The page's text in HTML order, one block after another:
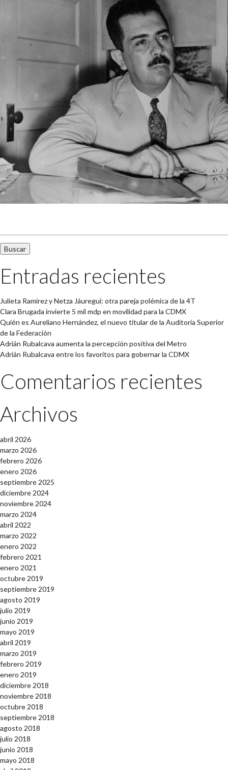
Entradas recientes
Julieta Ramírez y Netza Jáuregui: otra pareja polémica de la 4T
Clara Brugada invierte 5 mil mdp en movilidad para la CDMX
Quién es Aureliano Hernández, el nuevo titular de la Auditoría Superior
de la Federación
Adrián Rubalcava aumenta la percepción positiva del Metro
Adrián Rubalcava entre los favoritos para gobernar la CDMX
Comentarios recientes
Archivos
abril 2026
marzo 2026
febrero 2026
enero 2026
septiembre 2025
diciembre 2024
noviembre 2024
marzo 2024
abril 2022
marzo 2022
enero 2022
febrero 2021
enero 2021
octubre 2019
septiembre 2019
agosto 2019
julio 2019
junio 2019
mayo 2019
abril 2019
marzo 2019
febrero 2019
enero 2019
diciembre 2018
noviembre 2018
octubre 2018
septiembre 2018
agosto 2018
julio 2018
junio 2018
mayo 2018